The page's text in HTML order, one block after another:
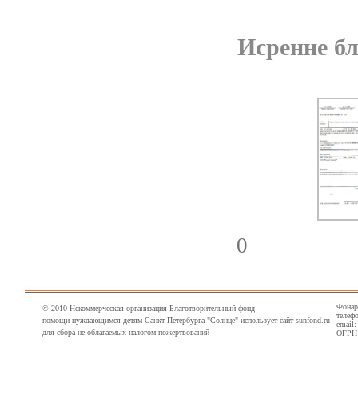
Исренне
0
© 2010 Некоммерческая организация Благотворительный фонд
помощи нуждающимся детям Санкт-Петербурга "Солнце" использует сайт sunfond.ru
для сбора не облагаемых налогом пожертвований
email:
ОГРН